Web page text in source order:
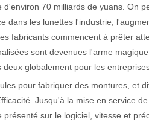
paysage de fabrication et
70 milliards de yuans. On
dans les lunettes l'industrie,
fabricants commencent à prêter
sont devenues l'arme
globalement pour les
pour fabriquer des montures, et
Jusqu'à la mise en service
sur le logiciel, vitesse et